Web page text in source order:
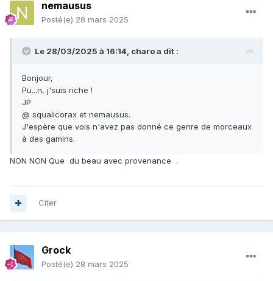
nemausus
Posté(e) 28 mars 2025
Le 28/03/2025 à 16:14, charoa dit :
Bonjour,
Pu...n, j'suis riche !
JP
@ squalicorax et nemausus.
J'espère que vois n'avez pas donné ce genre de morceaux
à des gamins.
NON NON Que du beau avec provenance .
Citer
Grock
Posté(e) 28 mars 2025